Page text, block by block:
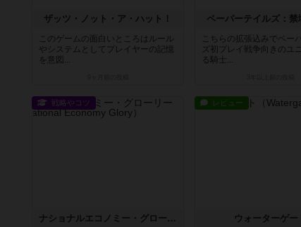
ザッツ・ノット・ア・ハット！
このゲームの面白いところはルール
やシステムとしてプレイヤーの記憶
を意図...
ペーパーテイルズ：禁
こちらの拡張込みでペー
ズ初プレイ戦争向きのユ
る騎士...
戦略やコツ
ナショナルエコノミー・グローリー
レビュー
ウォーターゲー